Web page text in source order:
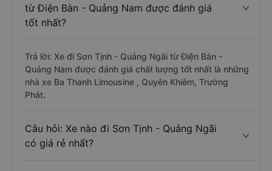
từ Điện Bàn - Quảng Nam được đánh giá
tốt nhất?
Trả lời: Xe đi Sơn Tịnh - Quảng Ngãi từ Điện Bàn -
Quảng Nam được đánh giá chất lượng tốt nhất là những
nhà xe Ba Thanh Limousine , Quyên Khiêm, Trường
Phát.
Câu hỏi: Xe nào đi Sơn Tịnh - Quảng Ngãi
có giá rẻ nhất?